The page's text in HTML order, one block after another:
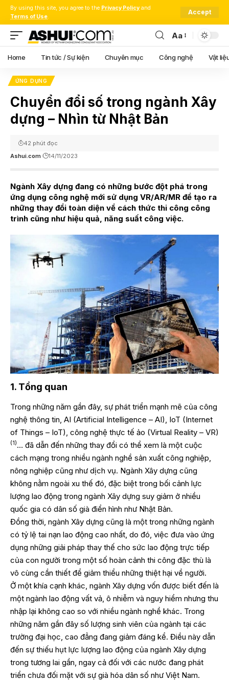
By using this site, you agree to the Privacy Policy and
Terms of Use.
Accept
Font
Resizer
Aa
Home Tin tức / Sự kiện Chuyên mục Công nghệ Vật
ỨNG DỤNG
Chuyển đổi số trong ngành Xây
dựng – Nhìn từ Nhật Bản
Ashui.com 14/11/2023
42 phút đọc
Ngành Xây dựng đang có những bước đột phá trong
ứng dụng công nghệ mới sử dụng VR/AR/MR để tạo ra
những thay đổi toàn diện về cách thức thi công công
trình cũng như hiệu quả, năng suất công việc.
1. Tổng quan
Trong những năm gần đây, sự phát triển mạnh mẽ của công
nghệ thông tin, AI (Artificial Intelligence – AI), IoT (Internet
of Things – IoT), công nghệ thực tế ảo (Virtual Reality – VR)
(1)… đã dẫn đến những thay đổi có thể xem là một cuộc
cách mạng trong nhiều ngành nghề sản xuất công nghiệp,
nông nghiệp cũng như dịch vụ. Ngành Xây dựng cũng
không nằm ngoài xu thế đó, đặc biệt trong bối cảnh lực
lượng lao động trong ngành Xây dựng suy giảm ở nhiều
quốc gia có dân số già điển hình như Nhật Bản.
Đồng thời, ngành Xây dựng cũng là một trong những ngành
có tỷ lệ tai nạn lao động cao nhất, do đó, việc đưa vào ứng
dụng những giải pháp thay thế cho sức lao động trực tiếp
của con người trong một số hoàn cảnh thi công đặc thù là
vô cùng cần thiết để giảm thiểu những thiệt hại về người.
Ở một khía cạnh khác, ngành Xây dựng vốn được biết đến là
một ngành lao động vất vả, ô nhiễm và nguy hiểm nhưng thu
nhập lại không cao so với nhiều ngành nghề khác. Trong
những năm gần đây số lượng sinh viên của ngành tại các
trường đại học, cao đẳng đang giảm đáng kể. Điều này dẫn
đến sự thiếu hụt lực lượng lao động của ngành Xây dựng
trong tương lai gần, ngay cả đối với các nước đang phát
triển chưa đối mặt với sự già hóa dân số như Việt Nam.